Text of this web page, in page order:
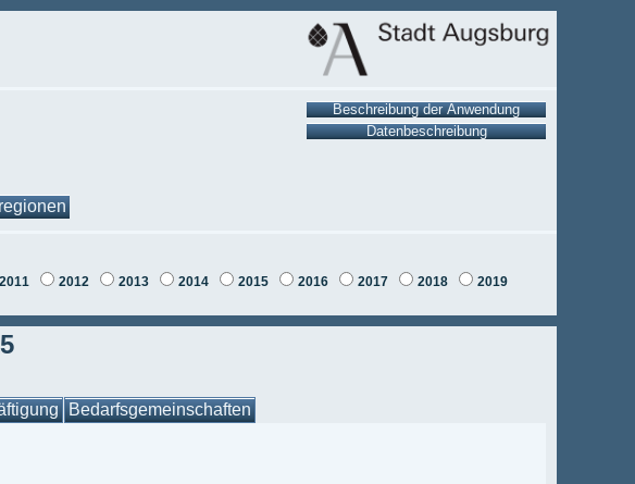
2011 2012 2013 2014 2015 2016 2017 2018
2019
Bedarfsgemeinschaften